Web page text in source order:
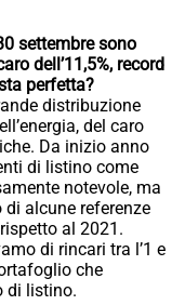
settembre sono
dell’11,5%, record
perfetta?
distribuzione
del caro
Da inizio anno
di listino come
notevole, ma
alcune referenze
al 2021.
di rincari tra l’1 e
che
di listino.